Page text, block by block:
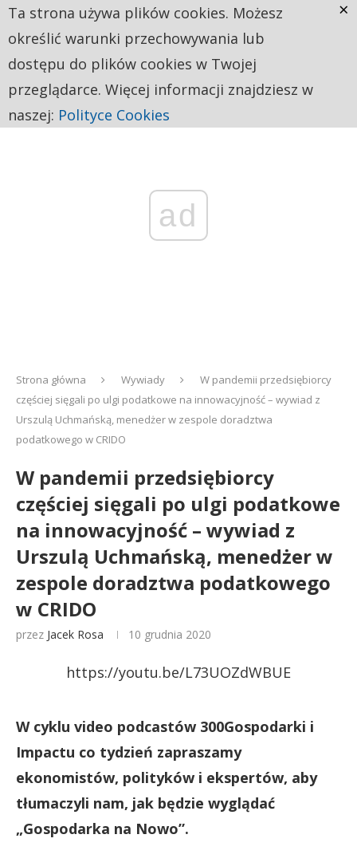
ad
Strona główna Wywiady
W pandemii przedsiębiorcy
częściej sięgali po ulgi podatkowe na innowacyjność – wywiad z
Urszulą Uchmańską, menedżer w zespole doradztwa
podatkowego w CRIDO
W pandemii przedsiębiorcy
częściej sięgali po ulgi podatkowe
na innowacyjność – wywiad z
Urszulą Uchmańską, menedżer w
zespole doradztwa podatkowego
w CRIDO
przez Jacek Rosa 10 grudnia 2020
https://youtu.be/L73UOZdWBUE
W cyklu video podcastów 300Gospodarki i
Impactu co tydzień zapraszamy
ekonomistów, polityków i ekspertów, aby
tłumaczyli nam, jak będzie wyglądać
„Gospodarka na Nowo”.
Ta strona używa plików cookies. Możesz
określić warunki przechowywania lub
dostępu do plików cookies w Twojej
przeglądarce. Więcej informacji znajdziesz w
naszej: Polityce Cookies
×